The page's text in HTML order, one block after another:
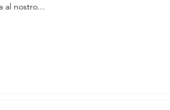
al nostro...